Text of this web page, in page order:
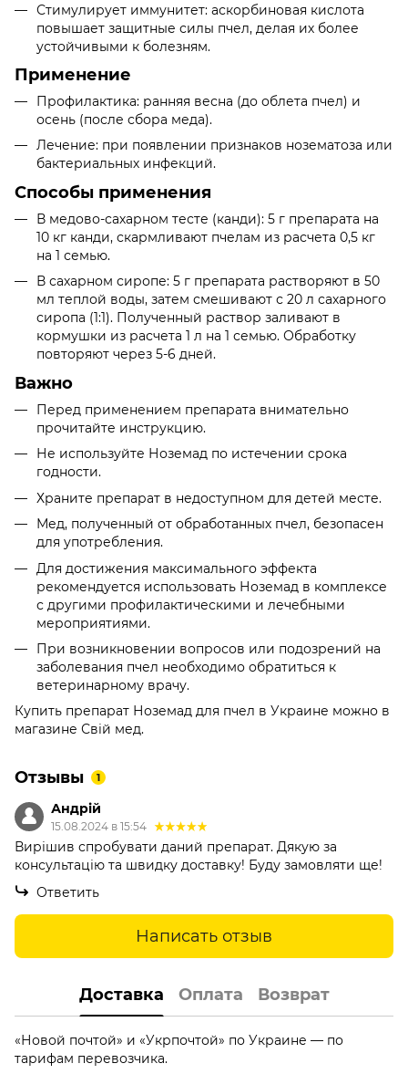
Стимулирует иммунитет: аскорбиновая кислота
повышает защитные силы пчел, делая их более
устойчивыми к болезням.
Применение
Профилактика: ранняя весна (до облета пчел) и
осень (после сбора меда).
Лечение: при появлении признаков нозематоза или
бактериальных инфекций.
Способы применения
В медово-сахарном тесте (канди): 5 г препарата на
10 кг канди, скармливают пчелам из расчета 0,5 кг
на 1 семью.
В сахарном сиропе: 5 г препарата растворяют в 50
мл теплой воды, затем смешивают с 20 л сахарного
сиропа (1:1). Полученный раствор заливают в
кормушки из расчета 1 л на 1 семью. Обработку
повторяют через 5-6 дней.
Важно
Перед применением препарата внимательно
прочитайте инструкцию.
Не используйте Ноземад по истечении срока
годности.
Храните препарат в недоступном для детей месте.
Мед, полученный от обработанных пчел, безопасен
для употребления.
Для достижения максимального эффекта
рекомендуется использовать Ноземад в комплексе
с другими профилактическими и лечебными
мероприятиями.
При возникновении вопросов или подозрений на
заболевания пчел необходимо обратиться к
ветеринарному врачу.
Купить препарат Ноземад для пчел в Украине можно в
магазине Свій мед.
Отзывы 1
Андрій
15.08.2024 в 15:54
Вирішив спробувати даний препарат. Дякую за
консультацію та швидку доставку! Буду замовляти ще!
Ответить
Написать отзыв
Доставка Оплата Возврат
«Новой почтой» и «Укрпочтой» по Украине — по
тарифам перевозчика.